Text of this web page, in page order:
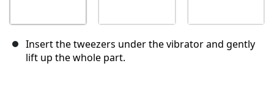
Insert the tweezers under the vibrator and gently
lift up the whole part.